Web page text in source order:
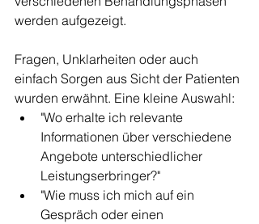
werden aufgezeigt.
Fragen, Unklarheiten oder auch
einfach Sorgen aus Sicht der Patienten
wurden erwähnt. Eine kleine Auswahl:
"Wo erhalte ich relevante
Informationen über verschiedene
Angebote unterschiedlicher
Leistungserbringer?"
"Wie muss ich mich auf ein
Gespräch oder einen